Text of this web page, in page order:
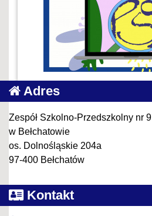
Adres
Zespół Szkolno-Przedszkolny nr 9
w Bełchatowie
os. Dolnośląskie 204a
97-400 Bełchatów
Kontakt